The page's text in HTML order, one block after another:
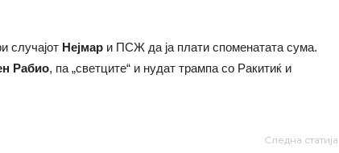
случајот Нејмар и ПСЖ да ја плати споменатата сума.
Рабио, па „светците“ и нудат трампа со Ракитиќ и
Следна статија